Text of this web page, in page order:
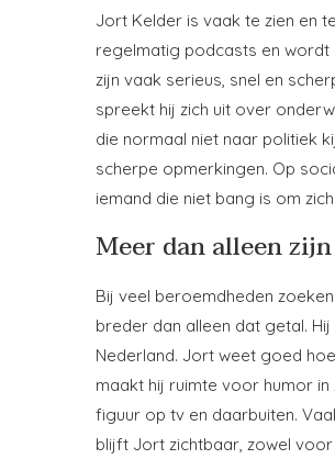
Jort Kelder is vaak te zien en
regelmatig podcasts en
zijn vaak serieus, snel en
spreekt hij zich uit over
die normaal niet naar politiek
scherpe opmerkingen. Op
iemand die niet bang is om
Meer dan alleen
Bij veel beroemdheden
breder dan alleen dat getal.
Nederland. Jort weet goed
maakt hij ruimte voor humor
figuur op tv en daarbuiten.
blijft Jort zichtbaar, zowel